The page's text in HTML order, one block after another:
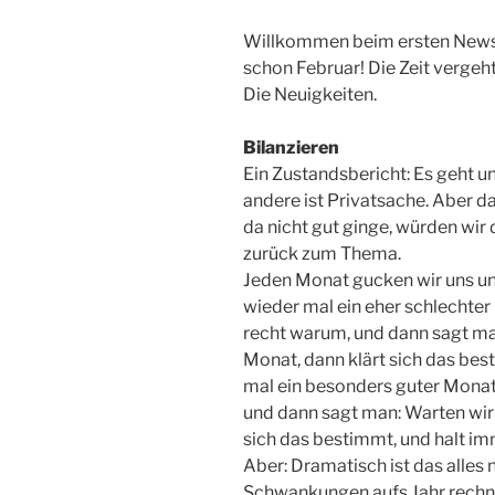
Willkommen beim ersten
schon Februar! Die Zeit
Die Neuigkeiten.
Bilanzieren
Ein Zustandsbericht: Es geht
andere ist Privatsache. Aber
da nicht gut ginge, würden wir
zurück zum Thema.
Jeden Monat gucken wir uns
wieder mal ein eher
recht warum, und dann sagt
Monat, dann klärt sich das
mal ein besonders guter
und dann sagt man: Warten
sich das bestimmt, und halt
Aber: Dramatisch ist das alles